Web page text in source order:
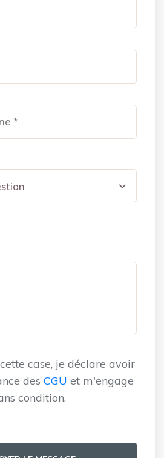
case, je déclare avoir
des CGU et m'engage
condition.